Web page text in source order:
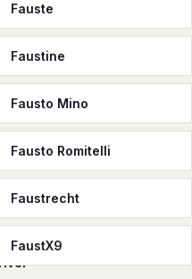
Fauste
Faustine
Fausto Mino
Fausto Romitelli
Faustrecht
FaustX9